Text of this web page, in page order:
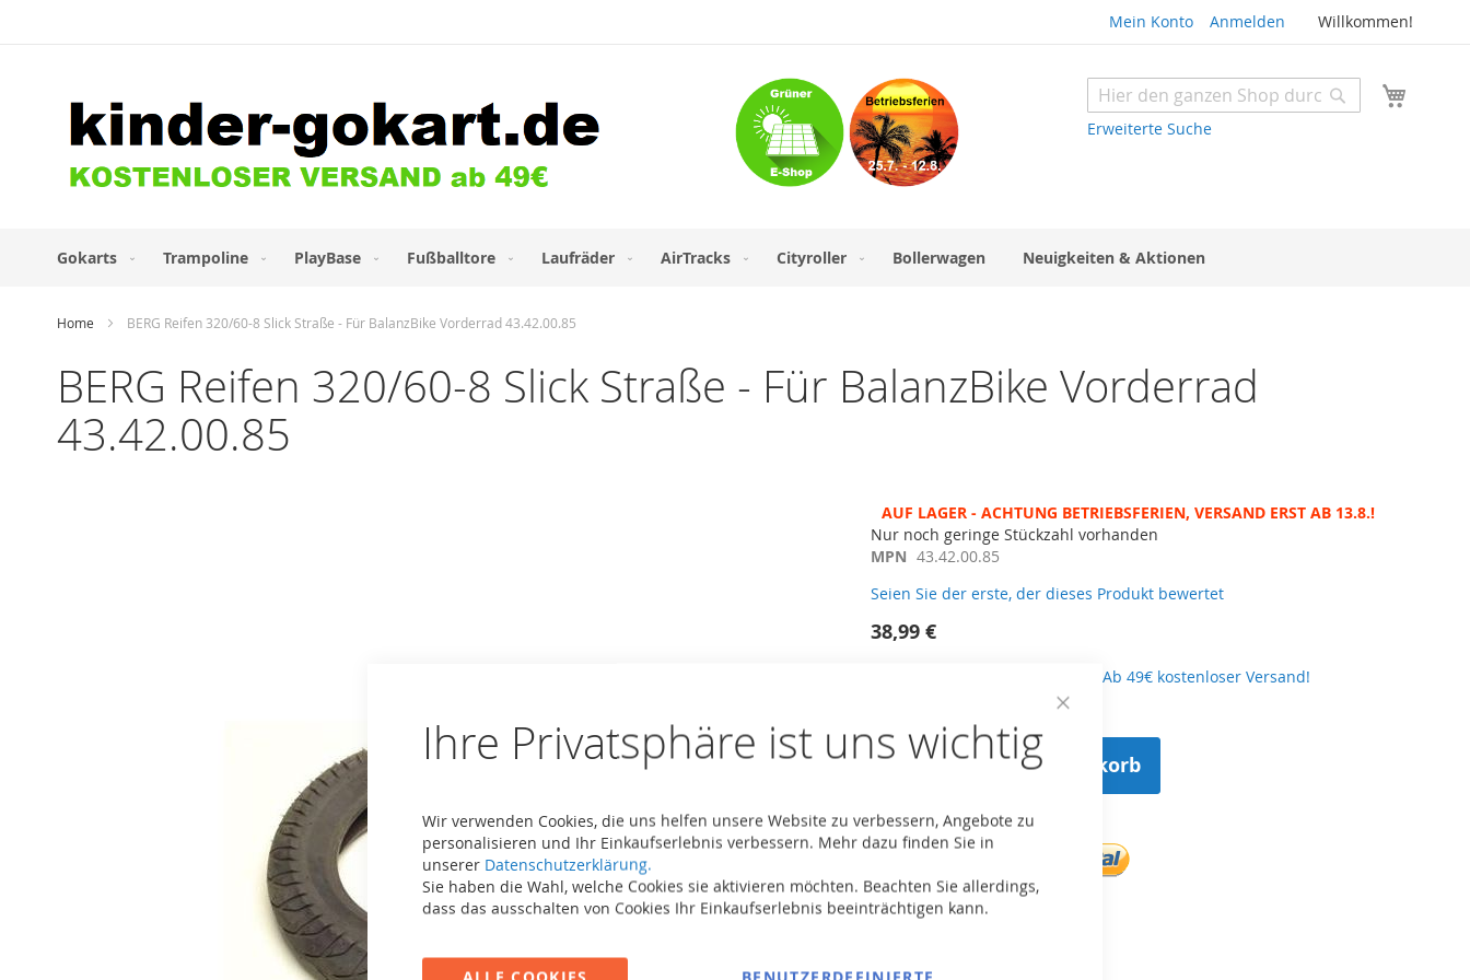
Cookie
Ihre Privatsphäre ist uns wichtig
Wir verwenden Cookies, die uns helfen unsere Website zu verbessern, Angebote zu
personalisieren und Ihr Einkaufserlebnis verbessern. Mehr dazu finden Sie in
unserer Datenschutzerklärung.
Sie haben die Wahl, welche Cookies sie aktivieren möchten. Beachten Sie allerdings,
dass das ausschalten von Cookies Ihr Einkaufserlebnis beeinträchtigen kann.
Mein Konto Anmelden Willkommen!
Suche
Erweiterte Suche
Suche
Gokarts Trampoline PlayBase Fußballtore Laufräder AirTracks Cityroller Bollerwagen Neuigkeiten & Aktionen
Home BERG Reifen 320/60-8 Slick Straße - Für BalanzBike Vorderrad 43.42.00.85
BERG Reifen 320/60-8 Slick Straße - Für BalanzBike Vorderrad
43.42.00.85
AUF LAGER - ACHTUNG BETRIEBSFERIEN, VERSAND ERST AB 13.8.!
Nur noch geringe Stückzahl vorhanden
MPN 43.42.00.85
Seien Sie der erste, der dieses Produkt bewertet
38,99 €
zzgl. 5,90€ Versand. Ab 49€ kostenloser Versand!
In den Warenkorb